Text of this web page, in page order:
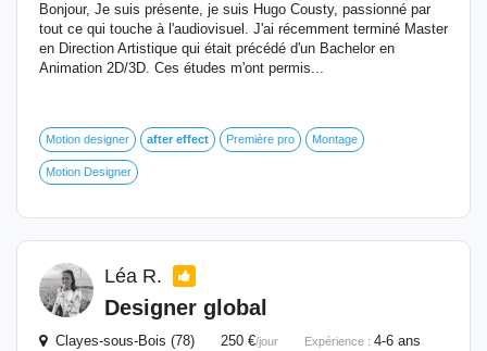
Bonjour, Je suis présente, je suis Hugo Cousty, passionné par
tout ce qui touche à l'audiovisuel. J'ai récemment terminé Master
en Direction Artistique qui était précédé d'un Bachelor en
Animation 2D/3D. Ces études m'ont permis...
Motion designer after effect Première pro Montage
Motion Designer
Léa R.
Designer global
Clayes-sous-Bois (78) 250 €/jour Expérience : 4-6 ans